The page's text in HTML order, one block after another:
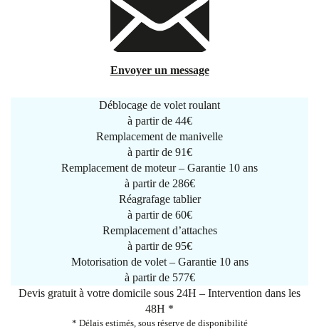
Envoyer un message
Déblocage de volet roulant
à partir de 44€
Remplacement de manivelle
à partir de 91€
Remplacement de moteur – Garantie 10 ans
à partir de 286€
Réagrafage tablier
à partir de 60€
Remplacement d’attaches
à partir de 95€
Motorisation de volet – Garantie 10 ans
à partir de 577€
Devis gratuit à votre domicile sous 24H – Intervention dans les
48H *
* Délais estimés, sous réserve de disponibilité